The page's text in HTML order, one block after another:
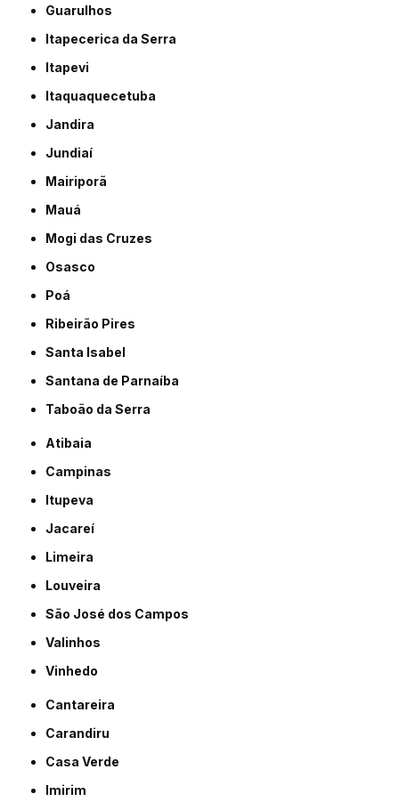
Guarulhos
Itapecerica da Serra
Itapevi
Itaquaquecetuba
Jandira
Jundiaí
Mairiporã
Mauá
Mogi das Cruzes
Osasco
Poá
Ribeirão Pires
Santa Isabel
Santana de Parnaíba
Taboão da Serra
Atibaia
Campinas
Itupeva
Jacareí
Limeira
Louveira
São José dos Campos
Valinhos
Vinhedo
Cantareira
Carandiru
Casa Verde
Imirim